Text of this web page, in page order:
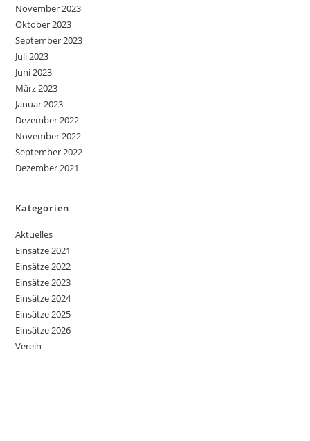
November 2023
Oktober 2023
September 2023
Juli 2023
Juni 2023
März 2023
Januar 2023
Dezember 2022
November 2022
September 2022
Dezember 2021
Kategorien
Aktuelles
Einsätze 2021
Einsätze 2022
Einsätze 2023
Einsätze 2024
Einsätze 2025
Einsätze 2026
Verein